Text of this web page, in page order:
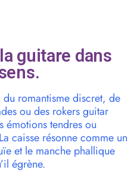
guitare dans
romantisme discret, de
ou des rokers guitar
émotions tendres ou
caisse résonne comme un
et le manche phallique
égrène.